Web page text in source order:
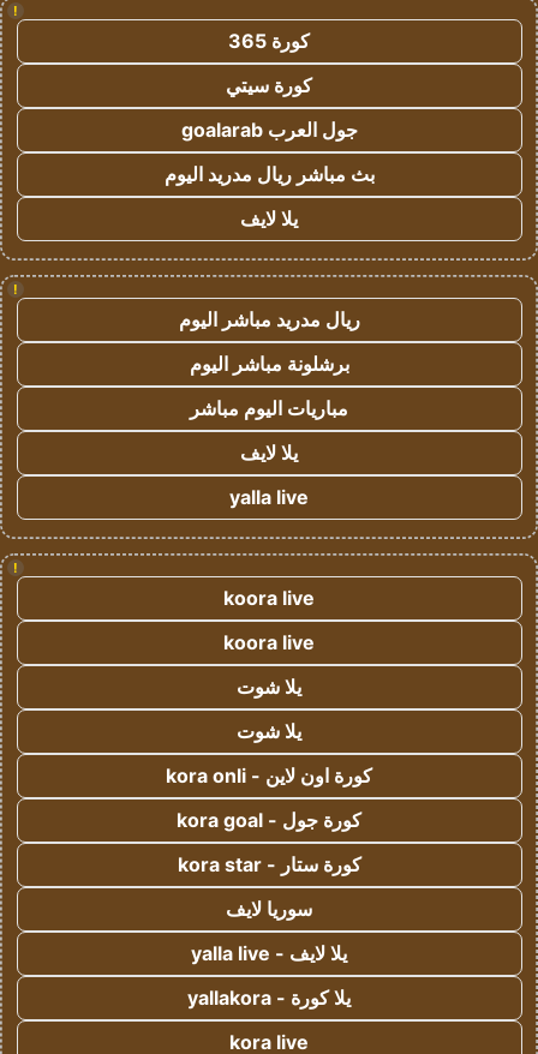
!
كورة 365
كورة سيتي
جول العرب goalarab
بث مباشر ريال مدريد اليوم
يلا لايف
!
ريال مدريد مباشر اليوم
برشلونة مباشر اليوم
مباريات اليوم مباشر
يلا لايف
yalla live
!
koora live
koora live
يلا شوت
يلا شوت
كورة اون لاين - kora onli
كورة جول - kora goal
كورة ستار - kora star
سوريا لايف
يلا لايف - yalla live
يلا كورة - yallakora
kora live